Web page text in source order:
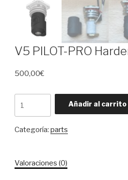
V5 PILOT-PRO
500,00€
PILOT-
Hardened
Añadir al carrito
Categoría: parts
Valoraciones (0)